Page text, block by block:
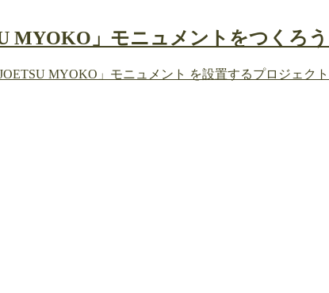
MYOKO」モニュメントをつくろ
MYOKO」モニュメント を設置するプロジェク